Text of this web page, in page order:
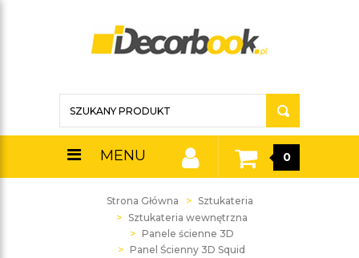
MENU 0
Strona Główna
Sztukateria
Sztukateria wewnętrzna
Panele ścienne 3D
Panel Ścienny 3D Squid